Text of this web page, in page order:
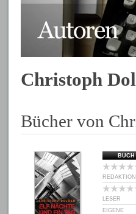
Christoph
Bücher von
BUCH
REDAKTION
LESER
EIGENE